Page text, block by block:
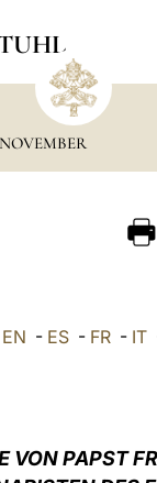
NOVEMBER
EN - ES - FR - IT
VON PAPST